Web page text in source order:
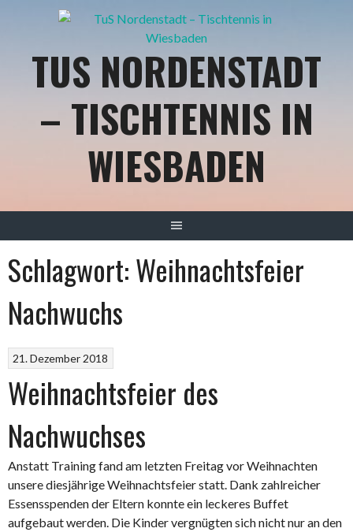
TUS NORDENSTADT
– TISCHTENNIS IN
WIESBADEN
Schlagwort:Weihnachtsfeier
Nachwuchs
21. Dezember 2018
Weihnachtsfeier des
Nachwuchses
Anstatt Training fand am letzten Freitag vor Weihnachten
unsere diesjährige Weihnachtsfeier statt. Dank zahlreicher
Essensspenden der Eltern konnte ein leckeres Buffet
aufgebaut werden. Die Kinder vergnügten sich nicht nur an den